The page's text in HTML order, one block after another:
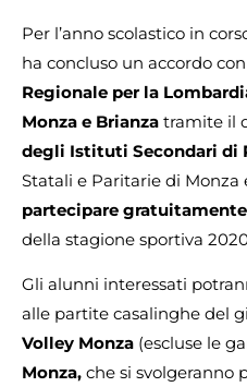
Per l’anno scolastico in
ha concluso un accordo con
Regionale per la
Monza e Brianza tramite il
degli Istituti Secondari di
Statali e Paritarie di Monza
partecipare
della stagione sportiva
Gli alunni interessati
alle partite casalinghe del
Volley Monza (escluse le
Monza, che si svolgeranno